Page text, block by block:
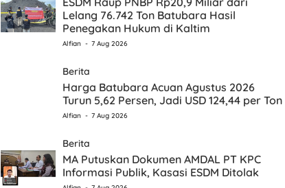
Lelang 76.742 Ton Batubara Hasil
Penegakan Hukum di Kaltim
Alfian 7 Aug 2026
Berita
Harga Batubara Acuan Agustus 2026
Turun 5,62 Persen, Jadi USD 124,44 per Ton
Alfian 7 Aug 2026
Berita
MA Putuskan Dokumen AMDAL PT KPC
Informasi Publik, Kasasi ESDM Ditolak